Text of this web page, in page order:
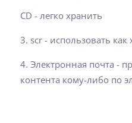
CD - легко хранить
3. scr - использовать как
4. Электронная почта -
контента кому-либо по